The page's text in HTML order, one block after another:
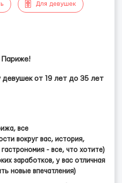
Для девушек
Париже!
девушек от 19 лет до 35 лет
все
вокруг вас, история,
- все, что хотите)
заработков, у вас отличная
новые впечатления)